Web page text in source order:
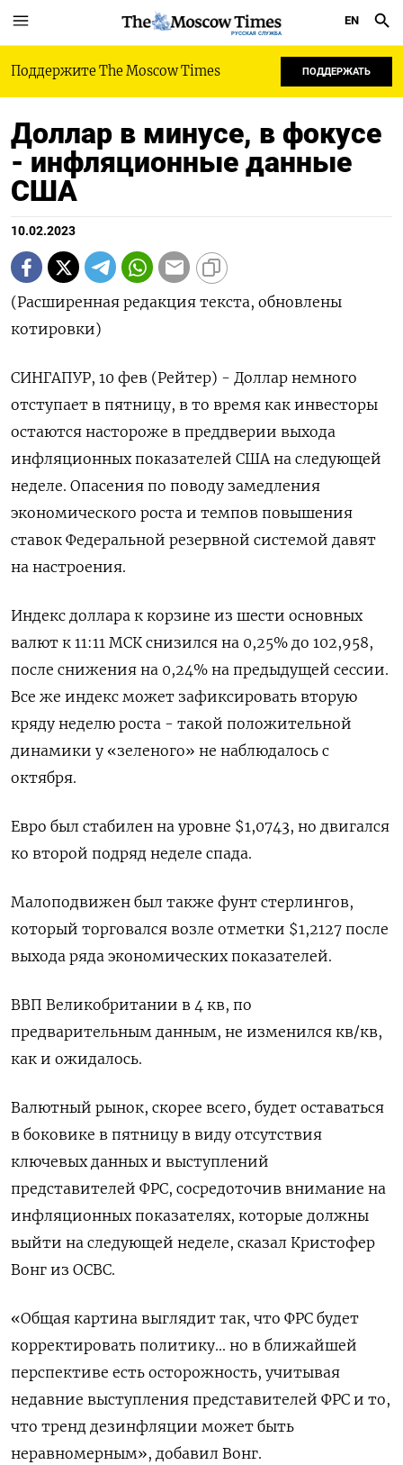
РУССКАЯ СЛУЖБА
EN
Поддержите The Moscow Times ПОДДЕРЖАТЬ
Доллар в минусе, в фокусе
- инфляционные данные
США
10.02.2023
(Расширенная редакция текста, обновлены
котировки)
СИНГАПУР, 10 фев (Рейтер) - Доллар немного
отступает в пятницу, в то время как инвесторы
остаются настороже в преддверии выхода
инфляционных показателей США на следующей
неделе. Опасения по поводу замедления
экономического роста и темпов повышения
ставок Федеральной резервной системой давят
на настроения.
Индекс доллара к корзине из шести основных
валют к 11:11 МСК снизился на 0,25% до 102,958​,
после снижения на 0,24% на предыдущей сессии.
Все же индекс может зафиксировать вторую
кряду неделю роста - такой положительной
динамики у «зеленого» не наблюдалось с
октября.
Евро был стабилен на уровне $1,0743​, но двигался
ко второй подряд неделе спада.
Малоподвижен был также фунт стерлингов,
который торговался возле отметки $1,2127​ после
выхода ряда экономических показателей.
ВВП Великобритании в 4 кв, по
предварительным данным, не изменился кв/кв,
как и ожидалось.
Валютный рынок, скорее всего, будет оставаться
в боковике в пятницу в виду отсутствия
ключевых данных и выступлений
представителей ФРС, сосредоточив внимание на
инфляционных показателях, которые должны
выйти на следующей неделе, сказал Кристофер
Вонг из OCBC.
«Общая картина выглядит так, что ФРС будет
корректировать политику... но в ближайшей
перспективе есть осторожность, учитывая
недавние выступления представителей ФРС и то,
что тренд дезинфляции может быть
неравномерным», добавил Вонг.